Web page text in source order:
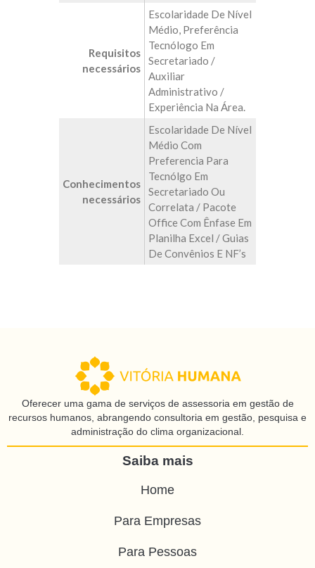
Requisitos
necessários
Escolaridade De Nível
Médio, Preferência
Tecnólogo Em
Secretariado /
Auxiliar
Administrativo /
Experiência Na Área.
Conhecimentos
necessários
Escolaridade De Nível
Médio Com
Preferencia Para
Tecnólgo Em
Secretariado Ou
Correlata / Pacote
Office Com Ênfase Em
Planilha Excel / Guias
De Convênios E NF’s
Oferecer uma gama de serviços de assessoria em gestão de
recursos humanos, abrangendo consultoria em gestão, pesquisa e
administração do clima organizacional.
Saiba mais
Home
Para Empresas
Para Pessoas